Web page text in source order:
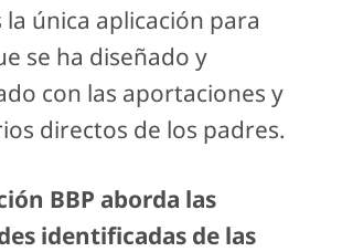
la única aplicación para
se ha diseñado y
con las aportaciones y
directos de los padres.
BBP aborda las
identificadas de las